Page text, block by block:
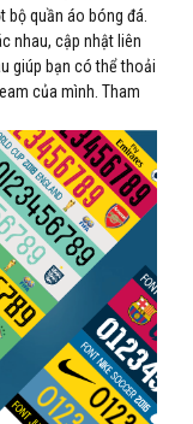
quần áo bóng đá.
nhau, cập nhật liên
giúp bạn có thể thoải
của mình. Tham